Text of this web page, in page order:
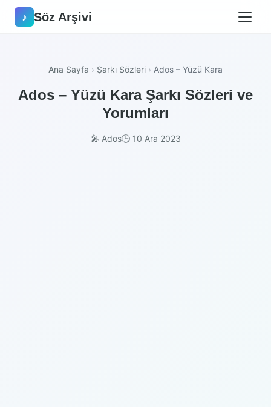
♪ Söz Arşivi
Ana Sayfa › Şarkı Sözleri › Ados – Yüzü Kara
Ados – Yüzü Kara Şarkı Sözleri ve
Yorumları
🎤 Ados🕒 10 Ara 2023